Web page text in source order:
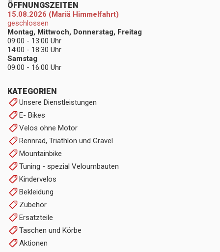
KATEGORIEN
Unsere Dienstleistungen
E- Bikes
Velos ohne Motor
Rennrad, Triathlon und Gravel
Mountainbike
Tuning - spezial Veloumbauten
Kindervelos
Bekleidung
Zubehör
Ersatzteile
Taschen und Körbe
Aktionen
ÖFFNUNGSZEITEN
15.08.2026 (Mariä Himmelfahrt)
geschlossen
Montag, Mittwoch, Donnerstag, Freitag
09:00 - 13:00 Uhr
14:00 - 18:30 Uhr
Samstag
09:00 - 16:00 Uhr